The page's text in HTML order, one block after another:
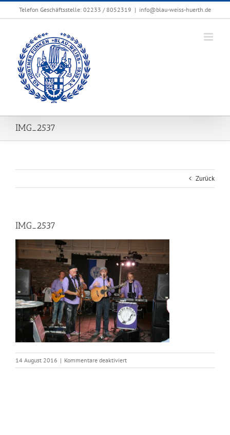
Zum
Telefon Geschäftsstelle: 02233 / 8052319 | info@blau-weiss-huerth.de
IMG_2537
Zurück
IMG_2537
14 August 2016 | Kommentare deaktiviertfür
IMG_2537